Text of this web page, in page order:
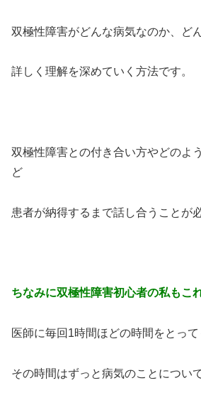
双極性障害がどんな病気なのか、ど
詳しく理解を深めていく方法です。
双極性障害との付き合い方やどのよ
ど
患者が納得するまで話し合うことが
ちなみに双極性障害初心者の私もこ
医師に毎回1時間ほどの時間をとっ
その時間はずっと病気のことについ